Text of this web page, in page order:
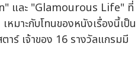
และ "Glamourous Life" ที่
หมาะกับโทนของหนังเรื่องนี้เป็น
าร์ เจ้าของ 16 รางวัลแกรมมี